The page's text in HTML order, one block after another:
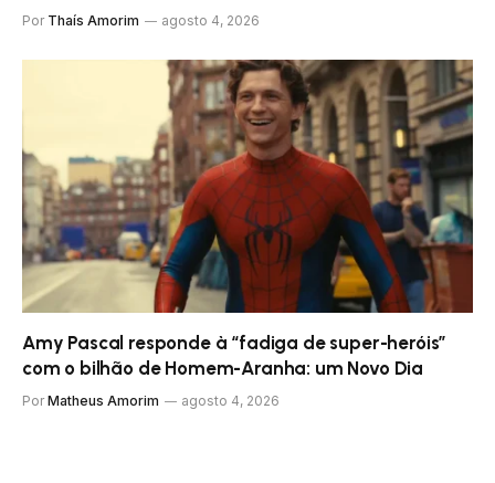
Por Thaís Amorim agosto 4, 2026
Amy Pascal responde à “fadiga de super-heróis”
com o bilhão de Homem-Aranha: um Novo Dia
Por Matheus Amorim agosto 4, 2026